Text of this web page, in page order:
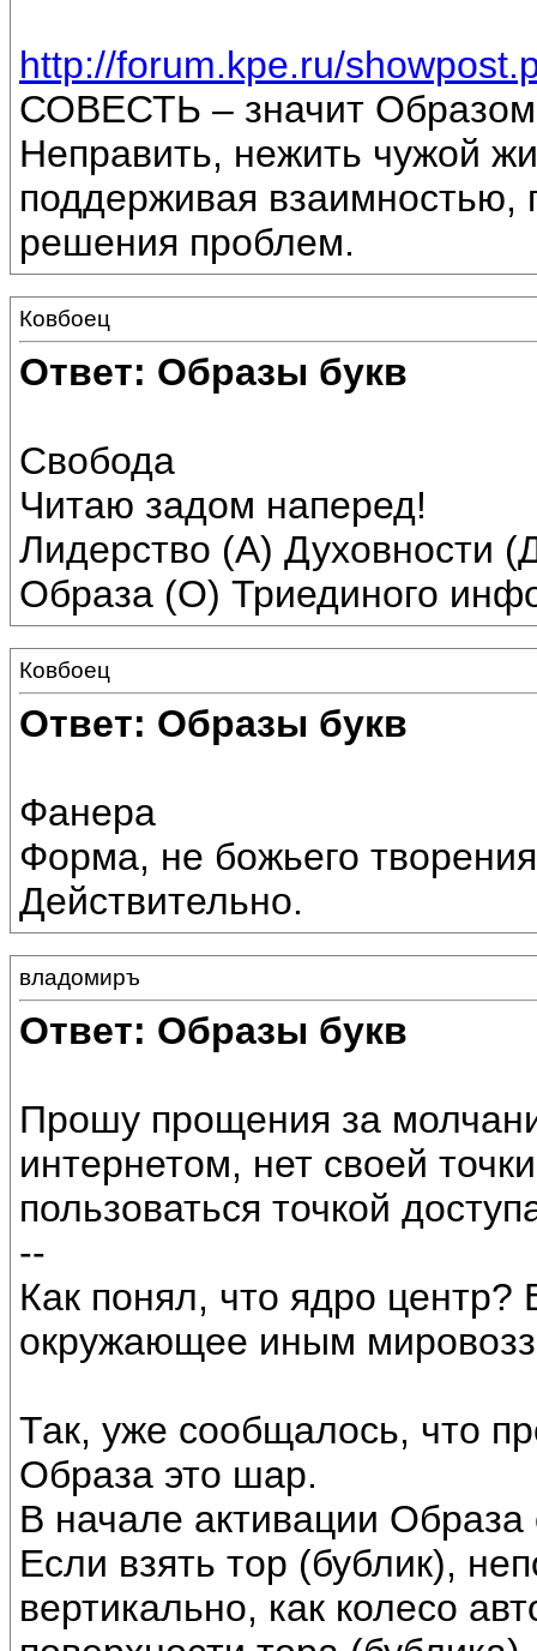
http://forum.kpe.ru/
СОВЕСТЬ – значит
Неправить, нежить чужой
поддерживая взаимностью,
решения проблем.
Ковбоец
Ответ: Образы букв
Свобода
Читаю задом наперед!
Лидерство (А) Духовности
Образа (О) Триединого
Ковбоец
Ответ: Образы букв
Фанера
Форма, не божьего
Действительно.
владомиръ
Ответ: Образы букв
Прошу прощения за
интернетом, нет своей
пользоваться точкой
--
Как понял, что ядро
окружающее иным
Так, уже сообщалось, что
Образа это шар.
В начале активации
Если взять тор (бублик),
вертикально, как колесо